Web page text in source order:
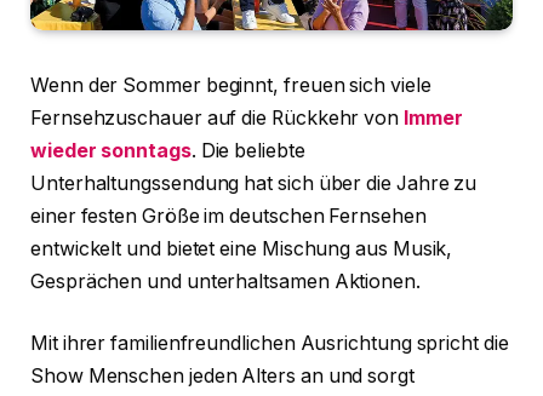
Wenn der Sommer beginnt, freuen sich viele
Fernsehzuschauer auf die Rückkehr von Immer
wieder sonntags. Die beliebte
Unterhaltungssendung hat sich über die Jahre zu
einer festen Größe im deutschen Fernsehen
entwickelt und bietet eine Mischung aus Musik,
Gesprächen und unterhaltsamen Aktionen.
Mit ihrer familienfreundlichen Ausrichtung spricht die
Show Menschen jeden Alters an und sorgt